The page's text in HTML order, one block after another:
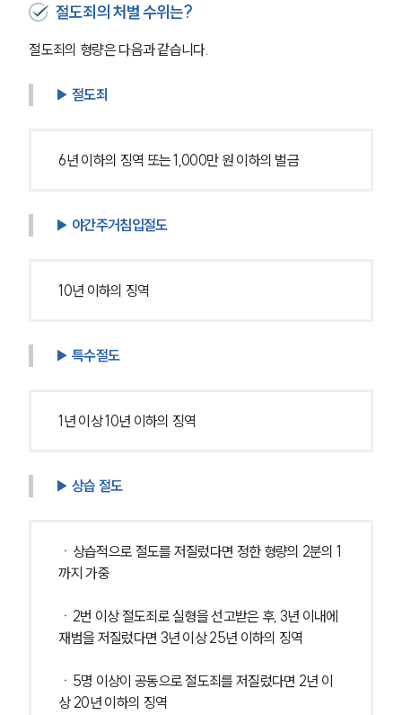
절도죄의 처벌 수위는?
절도죄의 형량은 다음과 같습니다.
▶ 절도죄
6년 이하의 징역 또는 1,000만 원 이하의 벌금
▶ 야간주거침입절도
10년 이하의 징역
▶ 특수절도
1년 이상 10년 이하의 징역
▶ 상습 절도
ㆍ상습적으로 절도를 저질렀다면 정한 형량의 2분의 1
까지 가중
ㆍ2번 이상 절도죄로 실형을 선고받은 후, 3년 이내에
재범을 저질렀다면 3년 이상 25년 이하의 징역
ㆍ5명 이상이 공동으로 절도죄를 저질렀다면 2년 이
상 20년 이하의 징역